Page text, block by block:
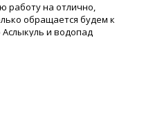
работу на отлично,
обращается будем к
и водопад